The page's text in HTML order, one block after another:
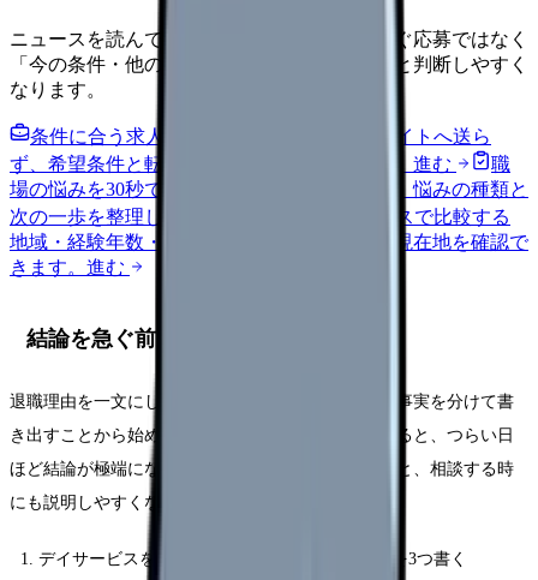
ニュースを読んで不安が強くなった時は、すぐ応募ではなく
「今の条件・他の選択肢・相談先」を分けると判断しやすく
なります。
条件に合う求人通知を受け取る
外部転職サイトへ送ら
ず、希望条件と転職時期を自社で預かります。 進む
職
場の悩みを30秒で診断
辞めるべきか迷う前に、悩みの種類と
次の一歩を整理します。
給料コンパスで比較する
地域・経験年数・施設形態から、今の給料の現在地を確認で
きます。 進む
結論を急ぐ前に確認する5項目
退職理由を一文にし、体調・勤務条件・相談済みの事実を分けて書
き出すことから始めてください。頭の中だけで考えると、つらい日
ほど結論が極端になります。紙やメモアプリに残すと、相談する時
にも説明しやすくなります。
デイサービスを辞めたいと思った具体的な場面を3つ書く